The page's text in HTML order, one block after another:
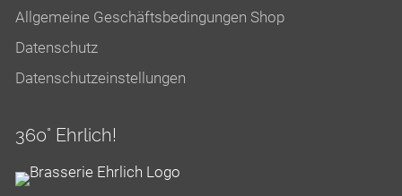
Allgemeine Geschäftsbedingungen Shop
Datenschutz
Datenschutzeinstellungen
360° Ehrlich!